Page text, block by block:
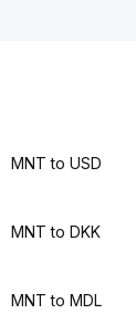
MNT to USD
MNT to DKK
MNT to MDL